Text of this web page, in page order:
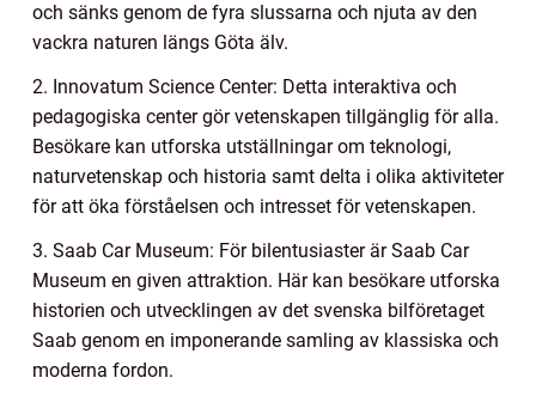
och sänks genom de fyra slussarna och njuta av den
vackra naturen längs Göta älv.
2. Innovatum Science Center: Detta interaktiva och
pedagogiska center gör vetenskapen tillgänglig för alla.
Besökare kan utforska utställningar om teknologi,
naturvetenskap och historia samt delta i olika aktiviteter
för att öka förståelsen och intresset för vetenskapen.
3. Saab Car Museum: För bilentusiaster är Saab Car
Museum en given attraktion. Här kan besökare utforska
historien och utvecklingen av det svenska bilföretaget
Saab genom en imponerande samling av klassiska och
moderna fordon.